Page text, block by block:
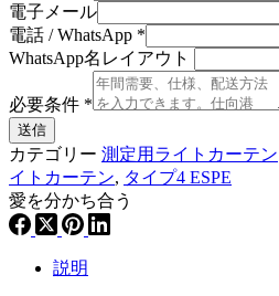
電子メール
電話 / WhatsApp *
WhatsApp名レイアウト
必要条件 *
送信
カテゴリー 測定用ライトカーテン
イトカーテン, タイプ4 ESPE
愛を分かち合う
説明